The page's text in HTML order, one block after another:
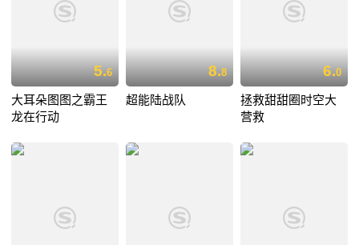
5.6
大耳朵图图之霸王
龙在行动
8.8
超能陆战队
6.0
拯救甜甜圈时空大
营救